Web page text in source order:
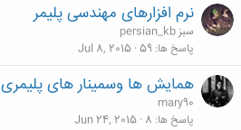
نرم افزارهای مهندسی پلیمر
persian_kb سبز
پاسخ ها 59
Jul 8, 2015
همایش ها وسمینار های پلیمری
mary90
پاسخ ها 8
Jun 24, 2015